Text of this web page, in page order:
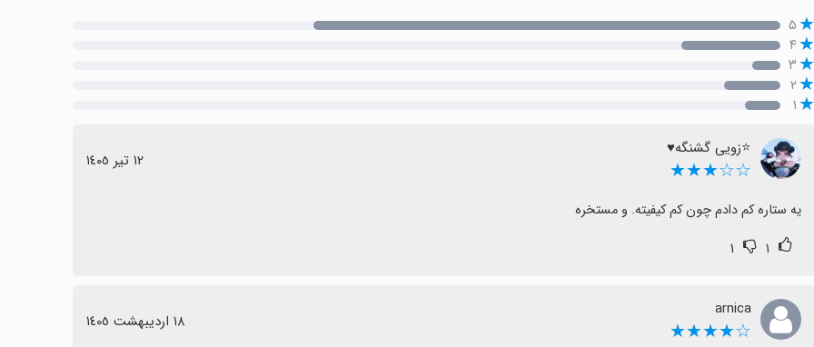
۵
۴
۳
۲
۱
⭐زویی گشنگه♥️
☆☆★★★ ١٢ تیر ١٤٠٥
یه ستاره کم دادم چون کم کیفیته. و مستخره
۱ ۱
arnica
☆★★★★ ١٨ اردیبهشت ١٤٠٥